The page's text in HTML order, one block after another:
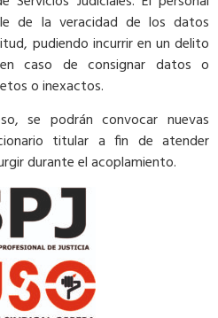
de la veracidad de los datos
pudiendo incurrir en un delito
caso de consignar datos o
o inexactos.
se podrán convocar nuevas
titular a fin de atender
durante el acoplamiento.